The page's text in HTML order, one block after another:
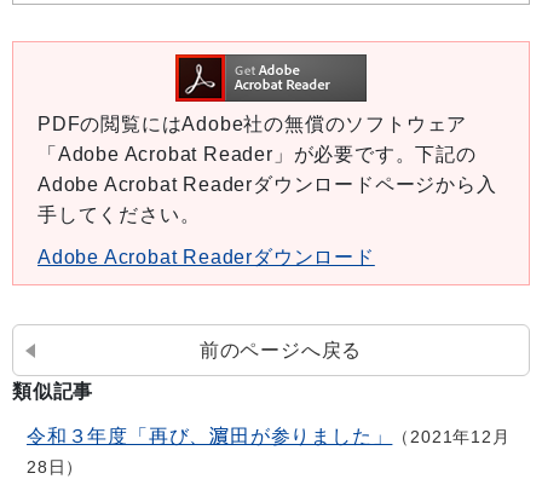
PDFの閲覧にはAdobe社の無償のソフトウェア
「Adobe Acrobat Reader」が必要です。下記の
Adobe Acrobat Readerダウンロードページから入
手してください。
Adobe Acrobat Readerダウンロード
前のページへ戻る
類似記事
令和３年度「再び、濵田が参りました」
2021年12月
28日